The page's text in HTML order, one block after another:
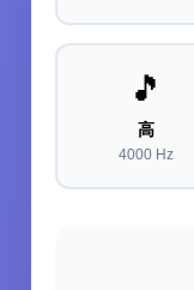
🎵
高
4000 Hz